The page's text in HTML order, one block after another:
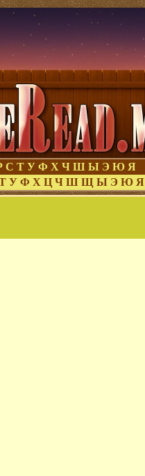
С Т У Ф Х Ч Ш Ы Э Ю Я
У Ф Х Ц Ч Ш Щ Ы Э Ю Я